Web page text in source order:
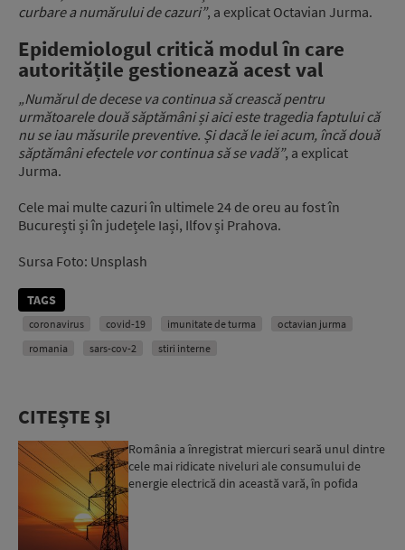
curbare a numărului de cazuri”, a explicat Octavian Jurma.
Epidemiologul critică modul în care
autoritățile gestionează acest val
„Numărul de decese va continua să crească pentru
următoarele două săptămâni și aici este tragedia faptului că
nu se iau măsurile preventive. Și dacă le iei acum, încă două
săptămâni efectele vor continua să se vadă”, a explicat
Jurma.
Cele mai multe cazuri în ultimele 24 de oreu au fost în
București și în județele Iași, Ilfov și Prahova.
Sursa Foto: Unsplash
TAGS
coronavirus covid-19 imunitate de turma
octavian jurma
romania
sars-cov-2 stiri interne
CITEȘTE ȘI
România a înregistrat miercuri seară unul dintre
cele mai ridicate niveluri ale consumului de
energie electrică din această vară, în pofida